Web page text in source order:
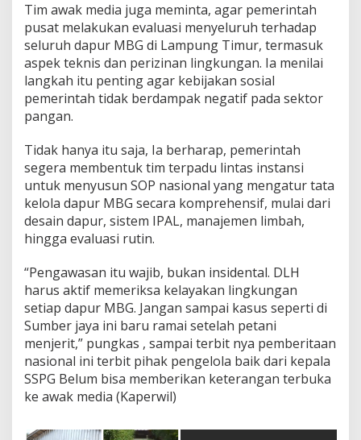
Tim awak media juga meminta, agar pemerintah
pusat melakukan evaluasi menyeluruh terhadap
seluruh dapur MBG di Lampung Timur, termasuk
aspek teknis dan perizinan lingkungan. Ia menilai
langkah itu penting agar kebijakan sosial
pemerintah tidak berdampak negatif pada sektor
pangan.
Tidak hanya itu saja, Ia berharap, pemerintah
segera membentuk tim terpadu lintas instansi
untuk menyusun SOP nasional yang mengatur tata
kelola dapur MBG secara komprehensif, mulai dari
desain dapur, sistem IPAL, manajemen limbah,
hingga evaluasi rutin.
“Pengawasan itu wajib, bukan insidental. DLH
harus aktif memeriksa kelayakan lingkungan
setiap dapur MBG. Jangan sampai kasus seperti di
Sumber jaya ini baru ramai setelah petani
menjerit,” pungkas , sampai terbit nya pemberitaan
nasional ini terbit pihak pengelola baik dari kepala
SSPG Belum bisa memberikan keterangan terbuka
ke awak media (Kaperwil)